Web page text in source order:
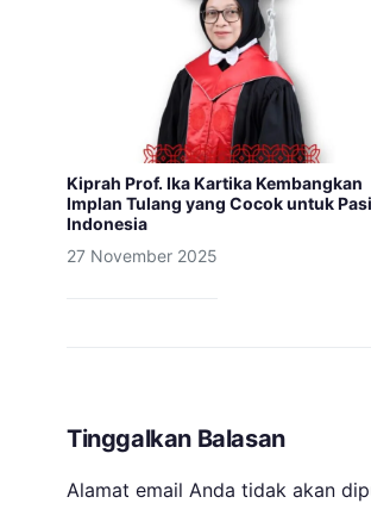
Kiprah Prof. Ika Kartika Kembangkan
Implan Tulang yang Cocok untuk
Indonesia
27 November 2025
Tinggalkan Balasan
Alamat email Anda tidak akan